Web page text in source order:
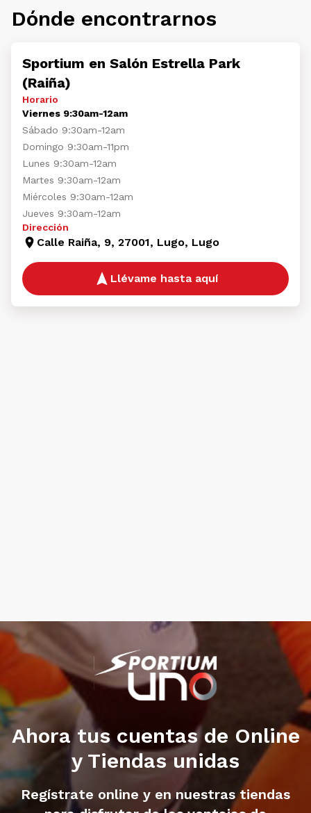
Dónde encontrarnos
Sportium en Salón Estrella Park
(Raiña)
Horario
Viernes 9:30am-12am
Sábado 9:30am-12am
Domingo 9:30am-11pm
Lunes 9:30am-12am
Martes 9:30am-12am
Miércoles 9:30am-12am
Jueves 9:30am-12am
Dirección
Calle Raiña, 9, 27001, Lugo, Lugo
Llévame hasta aquí
Ahora tus cuentas de Online
y Tiendas unidas
Regístrate online y en nuestras tiendas